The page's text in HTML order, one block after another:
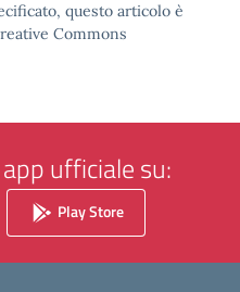
questo articolo è
Commons
ufficiale su:
Play Store